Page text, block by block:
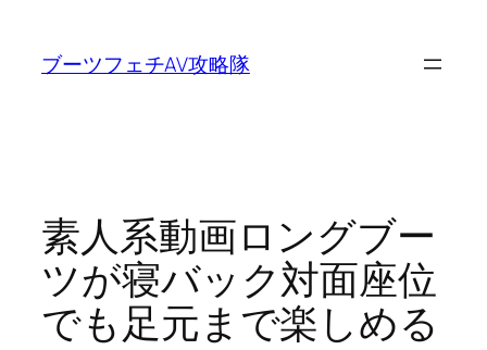
ブーツフェチAV攻略隊
素人系動画ロングブー
ツが寝バック対面座位
でも足元まで楽しめる